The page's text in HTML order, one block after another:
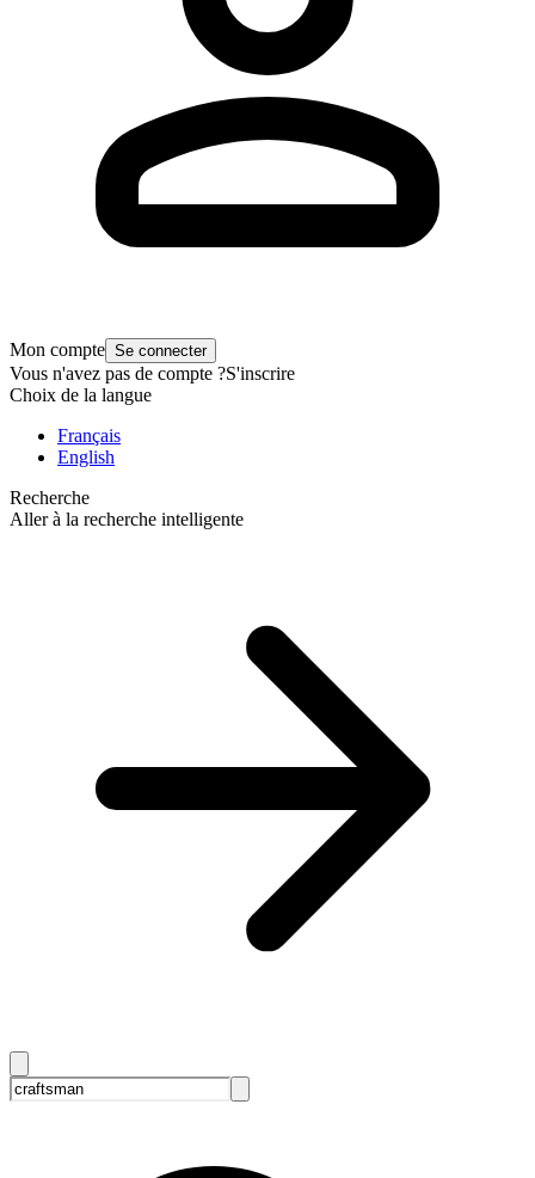
Mon compte Se connecter
Vous n'avez pas de compte ?S'inscrire
Choix de la langue
Français
English
Recherche
Aller à la recherche intelligente